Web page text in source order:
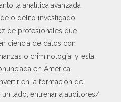
la analítica avanzada
o delito investigado.
de profesionales que
ciencia de datos con
o criminología, y esta
en América
en la formación de
lado, entrenar a auditores/